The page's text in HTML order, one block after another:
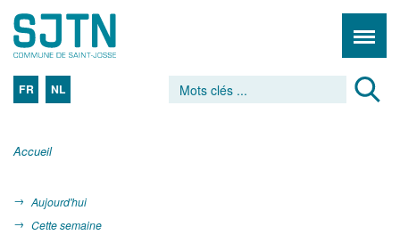
FR NL
Accueil
Aujourd'hui
Cette semaine